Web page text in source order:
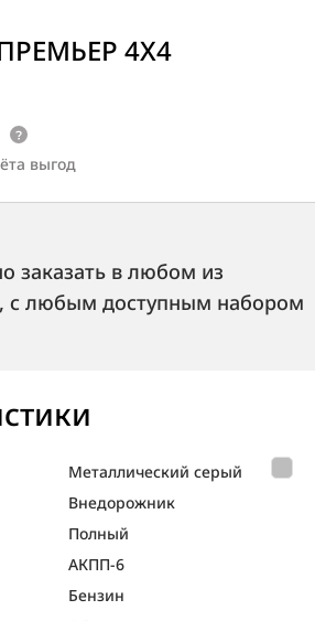
4X4
выгод
заказать в любом из
с любым доступным набором
Металлический серый
Внедорож­ник
Полный
АКПП-6
Бензин